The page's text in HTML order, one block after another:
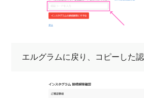
エルグラムに戻り、コピーした